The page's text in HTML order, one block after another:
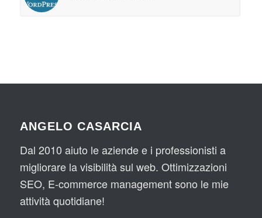
ANGELO CASARCIA
Dal 2010 aiuto le aziende e i professionisti a
migliorare la visibilità sul web. Ottimizzazioni
SEO, E-commerce management sono le mie
attività quotidiane!